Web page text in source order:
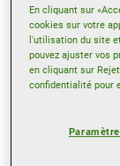
Obtenir
Afficher le
En cliquant sur
cookies sur votre
l'utilisation du site
pouvez ajuster vos
en cliquant sur
confidentialité pour